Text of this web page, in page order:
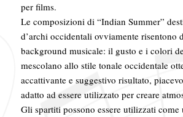
per films.
Le composizioni di “Indian Summer”
d’archi occidentali ovviamente risentono
background musicale: il gusto e i colori
mescolano allo stile tonale occidentale
accattivante e suggestivo risultato,
adatto ad essere utilizzato per creare
Gli spartiti possono essere utilizzati come